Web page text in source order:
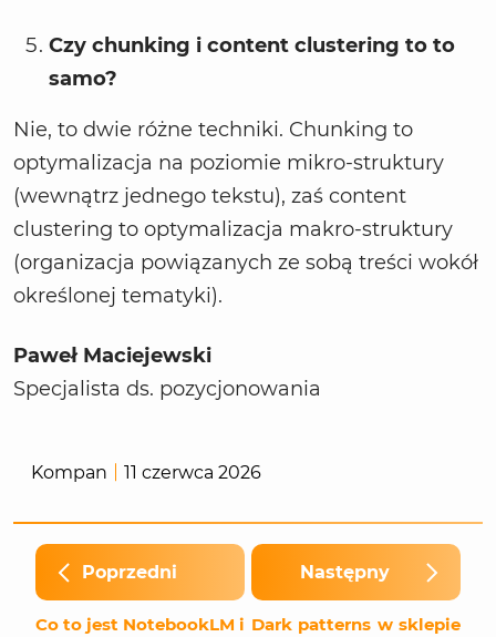
Czy chunking i content clustering to to
samo?
Nie, to dwie różne techniki. Chunking to
optymalizacja na poziomie mikro-struktury
(wewnątrz jednego tekstu), zaś content
clustering to optymalizacja makro-struktury
(organizacja powiązanych ze sobą treści wokół
określonej tematyki).
Paweł Maciejewski
Specjalista ds. pozycjonowania
Kompan 11 czerwca 2026
Poprzedni
Co to jest NotebookLM i
Następny
Dark patterns w sklepie